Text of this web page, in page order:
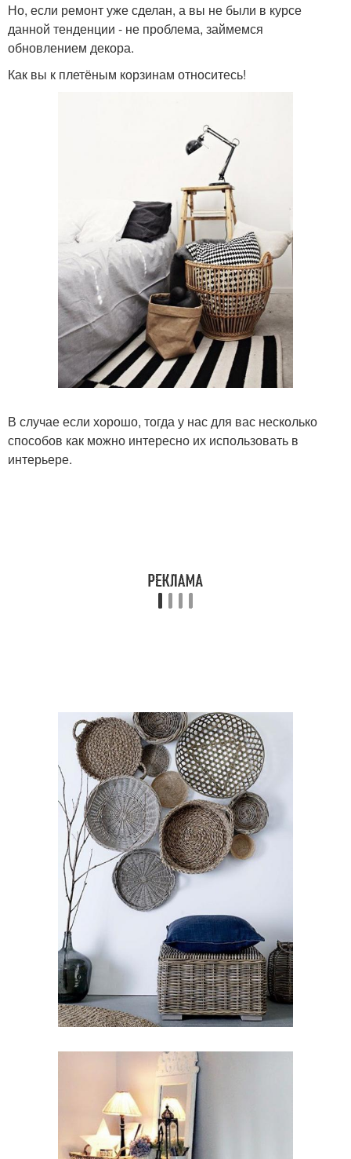
Но, если ремонт уже сделан, а вы не были в курсе
данной тенденции - не проблема, займемся
обновлением декора.
Как вы к плетёным корзинам относитесь!
В случае если хорошо, тогда у нас для вас несколько
способов как можно интересно их использовать в
интерьере.